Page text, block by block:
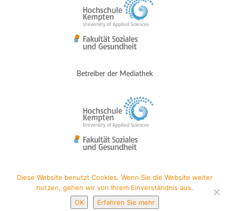
Betreiber der Mediathek
© 2025 MEDIATHEK-JUGENDARBEIT.DE |IMPRESSUM|
DATENSCHUTZ
Diese Website benutzt Cookies. Wenn Sie die Website weiter
nutzen, gehen wir von Ihrem Einverständnis aus.
OK
Erfahren Sie mehr